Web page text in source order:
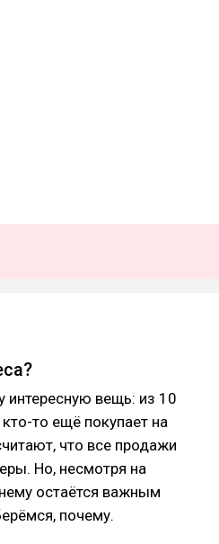
интересную вещь: из 10
то ещё покупает на
что все продажи
Но, несмотря на
остаётся важным
почему.